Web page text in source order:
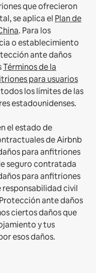
que ofrecieron
se aplica el Plan de
. Para los
o establecimiento
ante daños
Términos de la
para usuarios
los límites de las
estadounidenses.
el estado de
de Airbnb
para anfitriones
seguro contratada
para anfitriones
responsabilidad civil
ante daños
ciertos daños que
y tus
esos daños.